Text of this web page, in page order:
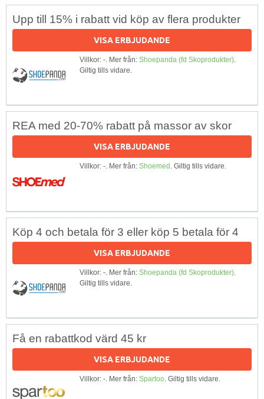
Upp till 15% i rabatt vid köp av flera produkter
VISA ERBJUDANDE
Villkor: -. Mer från: Shoepanda (fd Skoprodukter).
Giltig tills vidare.
REA med 20-70% rabatt på massor av skor
VISA ERBJUDANDE
Villkor: -. Mer från: Shoemed. Giltig tills vidare.
Köp 4 och betala för 3 eller köp 5 betala för 4
VISA ERBJUDANDE
Villkor: -. Mer från: Shoepanda (fd Skoprodukter).
Giltig tills vidare.
Få en rabattkod värd 45 kr
VISA ERBJUDANDE
Villkor: -. Mer från: Spartoo. Giltig tills vidare.